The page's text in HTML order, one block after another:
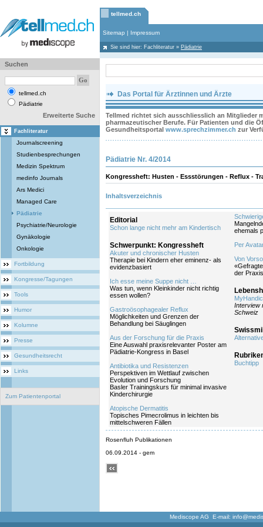
tellmed.ch
Sitemap | Impressum
Sie sind hier: Fachliteratur » Pädiatrie
Suchen
tellmed.ch
Pädiatrie
Erweiterte Suche
Fachliteratur
Journalscreening
Studienbesprechungen
Medizin Spektrum
medinfo Journals
Ars Medici
Managed Care
Pädiatrie
Psychiatrie/Neurologie
Gynäkologie
Onkologie
Fortbildung
Kongresse/Tagungen
Tools
Humor
Kolumne
Presse
Gesundheitsrecht
Links
Zum Patientenportal
Das Portal für Ärztinnen und Ärzte
Tellmed richtet sich ausschliesslich an Mitglieder
pharmazeutischer Berufe. Für Patienten und die
Gesundheitsportal www.sprechzimmer.ch zur
Pädiatrie Nr. 4/2014
Kongressheft: Husten - Essstörungen - Reflux -
Inhaltsverzeichnis
Editorial
Schon lange nicht mehr am Kindertisch
Schwerpunkt: Kongressheft
Akuter und chronischer Husten
Therapie bei Kindern eher eminenz- als
evidenzbasiert
Ich esse meine Suppe nicht …
Was tun, wenn Kleinkinder nicht richtig
essen wollen?
Gastroösophagealer Reflux
Möglichkeiten und Grenzen der
Behandlung bei Säuglingen
Aus der Forschung für die Praxis
Eine Auswahl praxisrelevanter Poster am
Pädiatrie-Kongress in Basel
Antibiotika und Resistenzen
Perspektiven im Wettlauf zwischen
Evolution und Forschung
Basler Trainingskurs für minimal invasive
Kinderchirurgie
Atopische Dermatitis
Topisches Pimecrolimus in leichten bis
mittelschweren Fällen
ehemals
Per
Von
der
Interview
Schweiz
Buchtipp
Rosenfluh Publikationen
06.09.2014 - gem
Mediscope AG E-mail: